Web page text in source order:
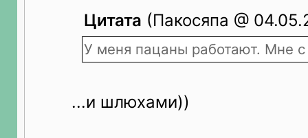
Цитата (Пакосяпа @
У меня пацаны работают. Мне с
...и шлюхами))